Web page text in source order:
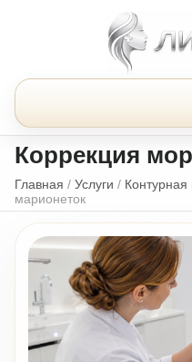
Коррекция
Главная / Услуги / Контурная
марионеток